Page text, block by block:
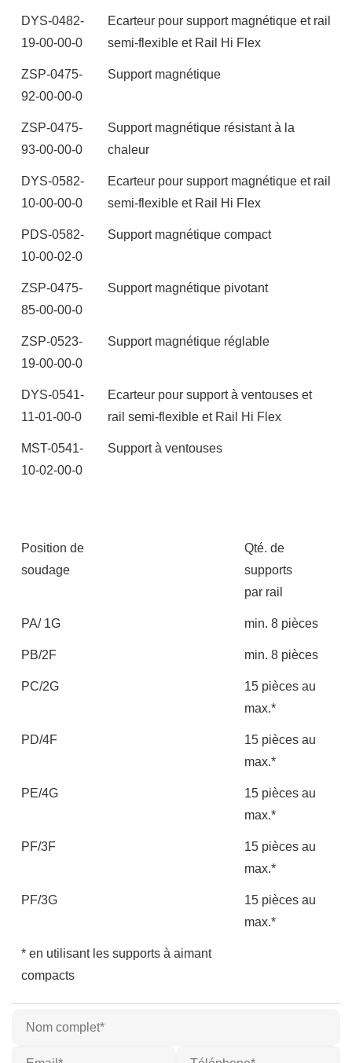
DYS-0482-
19-00-00-0
Ecarteur pour support magnétique et rail
semi-flexible et Rail Hi Flex
ZSP-0475-
92-00-00-0
Support magnétique
ZSP-0475-
93-00-00-0
Support magnétique résistant à la
chaleur
DYS-0582-
10-00-00-0
Ecarteur pour support magnétique et rail
semi-flexible et Rail Hi Flex
PDS-0582-
10-00-02-0
Support magnétique compact
ZSP-0475-
85-00-00-0
Support magnétique pivotant
ZSP-0523-
19-00-00-0
Support magnétique réglable
DYS-0541-
11-01-00-0
Ecarteur pour support à ventouses et
rail semi-flexible et Rail Hi Flex
MST-0541-
10-02-00-0
Support à ventouses
Position de
soudage
Qté. de
supports
par rail
PA/ 1G min. 8 pièces
PB/2F min. 8 pièces
PC/2G
15 pièces au
max.*
PD/4F
15 pièces au
max.*
PE/4G
15 pièces au
max.*
PF/3F
15 pièces au
max.*
PF/3G
15 pièces au
max.*
* en utilisant les supports à aimant
compacts